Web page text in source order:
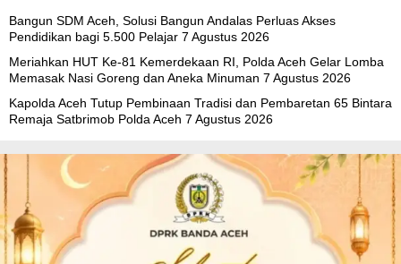
Bangun SDM Aceh, Solusi Bangun Andalas Perluas Akses
Pendidikan bagi 5.500 Pelajar 7 Agustus 2026
Meriahkan HUT Ke-81 Kemerdekaan RI, Polda Aceh Gelar Lomba
Memasak Nasi Goreng dan Aneka Minuman 7 Agustus 2026
Kapolda Aceh Tutup Pembinaan Tradisi dan Pembaretan 65 Bintara
Remaja Satbrimob Polda Aceh 7 Agustus 2026